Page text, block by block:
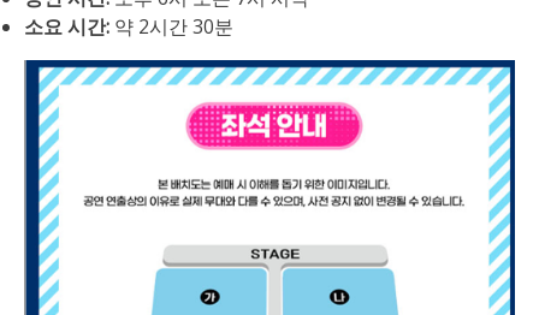
소요 시간: 약 2시간 30분